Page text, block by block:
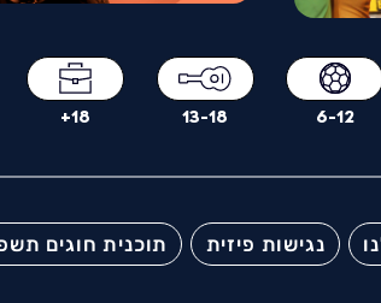
6-12
13-18
18+
נגישות פיזית תוכנית חוגים